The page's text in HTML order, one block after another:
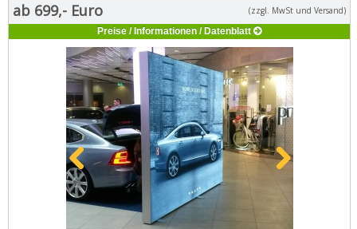
ab 699,- Euro
(zzgl. MwSt und Versand)
Preise / Informationen / Datenblatt